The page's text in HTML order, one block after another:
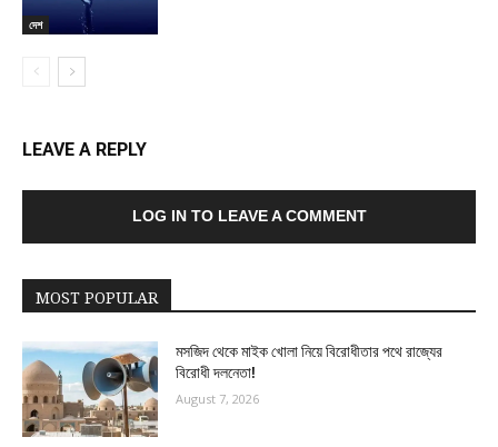
দেশ
LEAVE A REPLY
LOG IN TO LEAVE A COMMENT
MOST POPULAR
মসজিদ থেকে মাইক খোলা নিয়ে বিরোধীতার পথে রাজ্যের
বিরোধী দলনেতা!
August 7, 2026